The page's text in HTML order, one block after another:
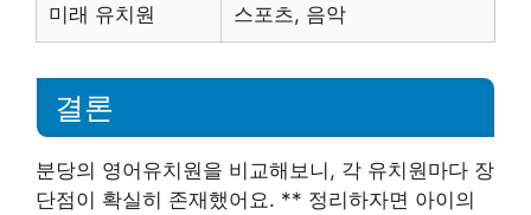
미래 유치원 스포츠, 음악
결론
분당의 영어유치원을 비교해보니, 각 유치원마다 장
단점이 확실히 존재했어요. ** 정리하자면 아이의